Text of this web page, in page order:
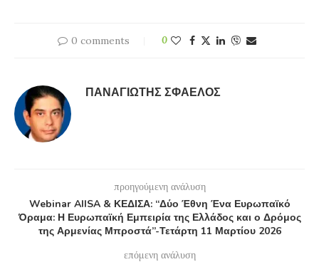
0 comments 0
ΠΑΝΑΓΙΏΤΗΣ ΣΦΑΈΛΟΣ
προηγούμενη ανάλυση
Webinar AIISA & ΚΕΔΙΣΑ: “Δύο Έθνη Ένα Ευρωπαϊκό
Όραμα: Η Ευρωπαϊκή Εμπειρία της Ελλάδος και ο Δρόμος
της Αρμενίας Μπροστά”-Τετάρτη 11 Μαρτίου 2026
επόμενη ανάλυση